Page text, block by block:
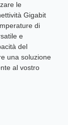
le
Gigabit
di
e
del
una soluzione
al vostro